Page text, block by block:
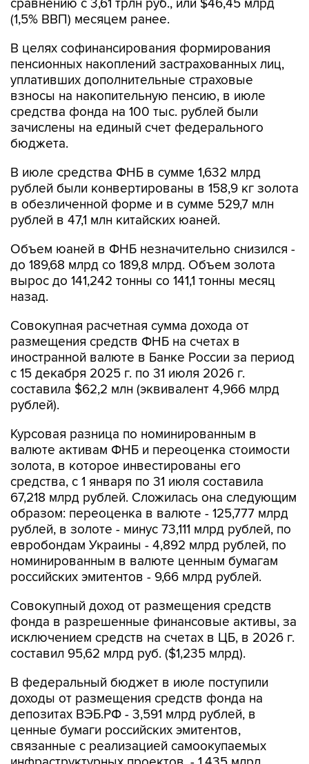
В целях софинансирования формирования
уплативших дополнительные страховые
взносы на накопительную пенсию, в июле
средства фонда на 100 тыс. рублей были
зачислены на единый счет федерального
бюджета.
В июле средства ФНБ в сумме 1,632 млрд
в обезличенной форме и в сумме 529,7 млн
рублей в 47,1 млн китайских юаней.
Объем юаней в ФНБ незначительно снизился -
вырос до 141,242 тонны со 141,1 тонны месяц
назад.
Совокупная расчетная сумма дохода от
иностранной валюте в Банке России за период
с 15 декабря 2025 г. по 31 июля 2026 г.
составила $62,2 млн (эквивалент 4,966 млрд
рублей).
Курсовая разница по номинированным в
золота, в которое инвестированы его
средства, с 1 января по 31 июля составила
67,218 млрд рублей. Сложилась она следующим
образом: переоценка в валюте - 125,777 млрд
рублей, в золоте - минус 73,111 млрд рублей, по
евробондам Украины - 4,892 млрд рублей, по
номинированным в валюте ценным бумагам
российских эмитентов - 9,66 млрд рублей.
Совокупный доход от размещения средств
исключением средств на счетах в ЦБ, в 2026 г.
составил 95,62 млрд руб. ($1,235 млрд).
В федеральный бюджет в июле поступили
депозитах ВЭБ.РФ - 3,591 млрд рублей, в
ценные бумаги российских эмитентов,
связанные с реализацией самоокупаемых
инфраструктурных проектов, - 1,435 млрд
рублей, в облигации "НЛК-Финанс" - 166,8 млн